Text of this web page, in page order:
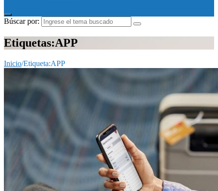
Búscar por:
Etiquetas:APP
Inicio/Etiqueta:APP